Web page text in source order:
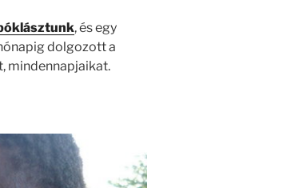
, és egy
dolgozott a
mindennapjaikat.